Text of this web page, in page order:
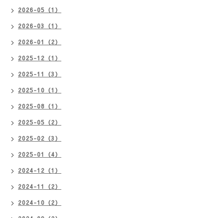
2026-05（1）
2026-03（1）
2026-01（2）
2025-12（1）
2025-11（3）
2025-10（1）
2025-08（1）
2025-05（2）
2025-02（3）
2025-01（4）
2024-12（1）
2024-11（2）
2024-10（2）